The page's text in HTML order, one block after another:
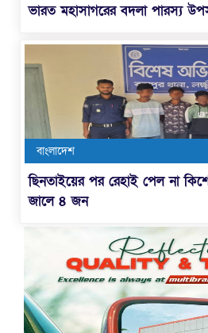
ভারত মহাসাগরের বদলা পারস্য
বাংলাদেশ
ছিনতাইয়ের পর রেহাই পেল না
জালে ৪ জন